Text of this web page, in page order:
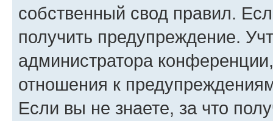
собственный свод правил.
получить предупреждение.
администратора
отношения к
Если вы не знаете, за что